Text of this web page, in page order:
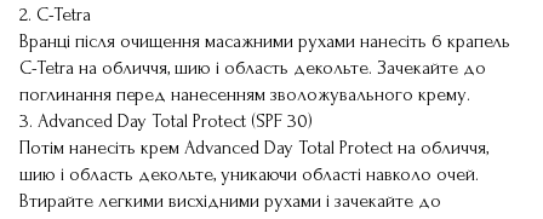
2. C-Tetra
Вранці після очищення масажними рухами нанесіть 6 крапель
C-Tetra на обличчя, шию і область декольте. Зачекайте до
поглинання перед нанесенням зволожувального крему.
3. Advanced Day Total Protect (SPF 30)
Потім нанесіть крем Advanced Day Total Protect на обличчя,
шию і область декольте, уникаючи області навколо очей.
Втирайте легкими висхідними рухами і зачекайте до